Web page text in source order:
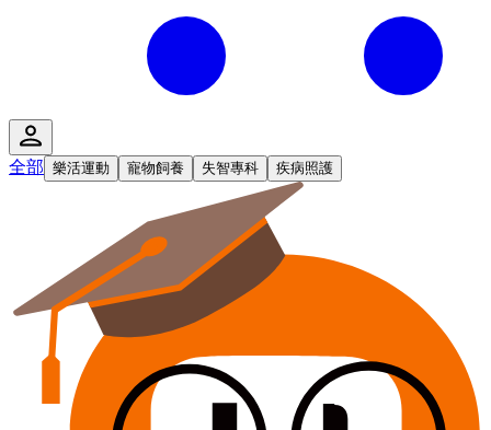
全部 樂活運動 寵物飼養 失智專科 疾病照護